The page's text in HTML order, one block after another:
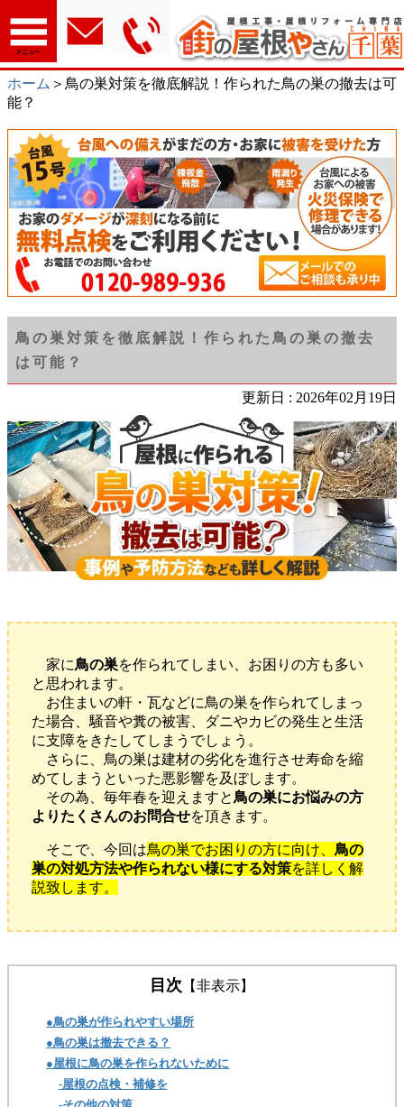
メニュー
ホーム ＞鳥の巣対策を徹底解説！作られた鳥の巣の撤去は可
能？
鳥の巣対策を徹底解説！作られた鳥の巣の撤去
は可能？
更新日 : 2026年02月19日
家に鳥の巣を作られてしまい、お困りの方も多い
と思われます。
お住まいの軒・瓦などに鳥の巣を作られてしまっ
た場合、騒音や糞の被害、ダニやカビの発生と生活
に支障をきたしてしまうでしょう。
さらに、鳥の巣は建材の劣化を進行させ寿命を縮
めてしまうといった悪影響を及ぼします。
その為、毎年春を迎えますと鳥の巣にお悩みの方
よりたくさんのお問合せを頂きます。
そこで、今回は鳥の巣でお困りの方に向け、 鳥の
巣の対処方法や作られない様にする対策を詳しく解
説致します。
目次 【非表示】
●鳥の巣が作られやすい場所
●鳥の巣は撤去できる？
●屋根に鳥の巣を作られないために
-屋根の点検・補修を